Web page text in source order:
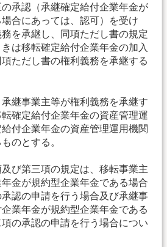
承認（承継確定給付企業年金が
合にあっては、認可）を受け
を承継し、同項ただし書の規定
は移転確定給付企業年金の加入
ただし書の権利義務を承継する
継事業主等が権利義務を承継す
確定給付企業年金の資産管理運
付企業年金の資産管理運用機関
のとする。
び第三項の規定は、移転事業主
金が規約型企業年金である場合
認の申請を行う場合及び承継事
業年金が規約型企業年金である
の承認の申請を行う場合につい